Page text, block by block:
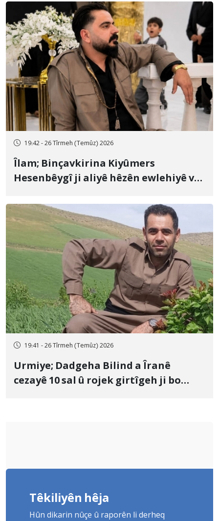
19:42 - 26 Tîrmeh (Temûz) 2026
Îlam; Binçavkirina Kiyûmers
Hesenbêygî ji aliyê hêzên ewlehiyê ve
19:41 - 26 Tîrmeh (Temûz) 2026
Urmiye; Dadgeha Bilind a Îranê
cezayê 10 sal û rojek girtîgeh ji bo
Têkiliyên hêja
Hûn dikarin nûçe û raporên li derheq